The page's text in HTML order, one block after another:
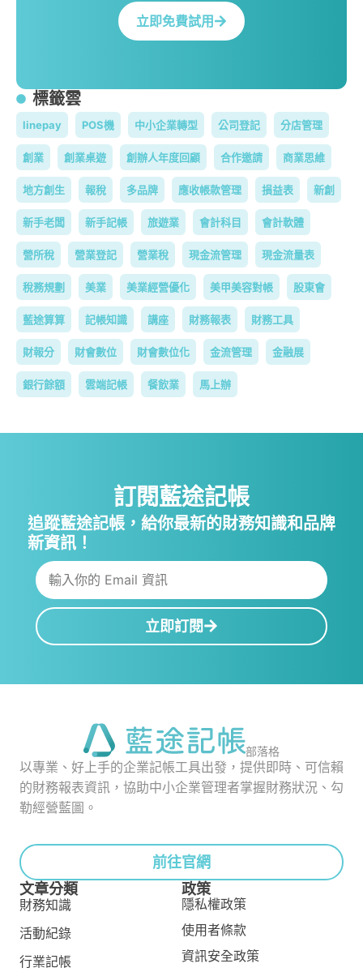
立即免費試用
標籤雲
linepay POS機 中小企業轉型 公司登記 分店管理
創業 創業桌遊 創辦人年度回顧 合作邀請 商業思維
地方創生 報稅 多品牌 應收帳款管理 損益表 新創
新手老闆 新手記帳 旅遊業 會計科目 會計軟體
營所稅 營業登記 營業稅 現金流管理 現金流量表
稅務規劃 美業 美業經營優化 美甲美容對帳 股東會
藍途算算 記帳知識 講座 財務報表 財務工具
財報分 財會數位 財會數位化 金流管理 金融展
銀行餘額 雲端記帳 餐飲業 馬上辦
訂閱藍途記帳
追蹤藍途記帳，給你最新的財務知識和品牌
新資訊！
立即訂閱
部落格
以專業、好上手的企業記帳工具出發，提供即時、可信賴
的財務報表資訊，協助中小企業管理者掌握財務狀況、勾
勒經營藍圖。
前往官網
文章分類
財務知識
活動紀錄
行業記帳
政策
隱私權政策
使用者條款
資訊安全政策